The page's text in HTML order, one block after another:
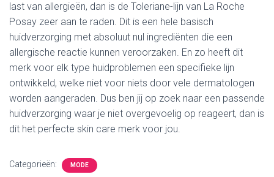
last van allergieën, dan is de Toleriane-lijn van La Roche
Posay zeer aan te raden. Dit is een hele basisch
huidverzorging met absoluut nul ingrediënten die een
allergische reactie kunnen veroorzaken. En zo heeft dit
merk voor elk type huidproblemen een specifieke lijn
ontwikkeld, welke niet voor niets door vele dermatologen
worden aangeraden. Dus ben jij op zoek naar een passende
huidverzorging waar je niet overgevoelig op reageert, dan is
dit het perfecte skin care merk voor jou.
Categorieën: MODE